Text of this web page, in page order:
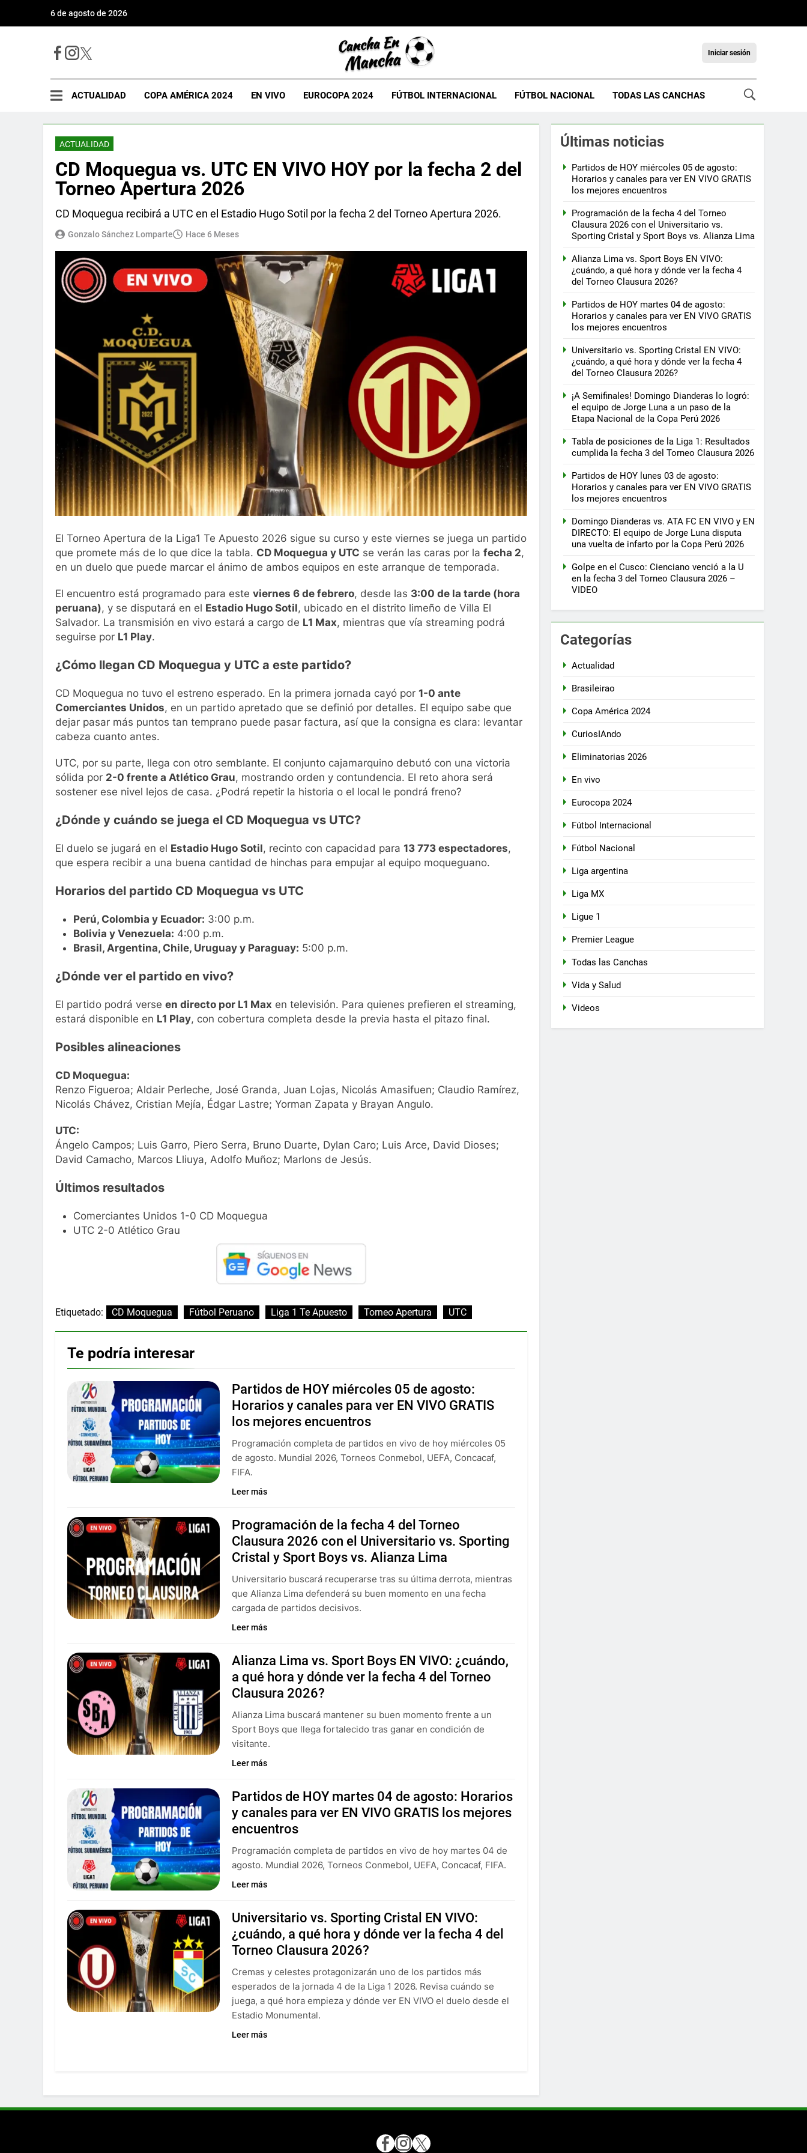
6 de agosto de 2026
Iniciar sesión
ACTUALIDAD COPA AMÉRICA 2024 EN VIVO EUROCOPA 2024 FÚTBOL INTERNACIONAL FÚTBOL NACIONAL TODAS LAS CANCHAS
ACTUALIDAD
CD Moquegua vs. UTC EN VIVO HOY por la fecha 2 del
Torneo Apertura 2026
CD Moquegua recibirá a UTC en el Estadio Hugo Sotil por la fecha 2 del Torneo Apertura 2026.
Gonzalo Sánchez Lomparte Hace 6 Meses
El Torneo Apertura de la Liga1 Te Apuesto 2026 sigue su curso y este viernes se juega un partido
que promete más de lo que dice la tabla. CD Moquegua y UTC se verán las caras por la fecha 2,
en un duelo que puede marcar el ánimo de ambos equipos en este arranque de temporada.
El encuentro está programado para este viernes 6 de febrero, desde las 3:00 de la tarde (hora
peruana), y se disputará en el Estadio Hugo Sotil, ubicado en el distrito limeño de Villa El
Salvador. La transmisión en vivo estará a cargo de L1 Max, mientras que vía streaming podrá
seguirse por L1 Play.
¿Cómo llegan CD Moquegua y UTC a este partido?
CD Moquegua no tuvo el estreno esperado. En la primera jornada cayó por 1-0 ante
Comerciantes Unidos, en un partido apretado que se definió por detalles. El equipo sabe que
dejar pasar más puntos tan temprano puede pasar factura, así que la consigna es clara: levantar
cabeza cuanto antes.
UTC, por su parte, llega con otro semblante. El conjunto cajamarquino debutó con una victoria
sólida por 2-0 frente a Atlético Grau, mostrando orden y contundencia. El reto ahora será
sostener ese nivel lejos de casa. ¿Podrá repetir la historia o el local le pondrá freno?
¿Dónde y cuándo se juega el CD Moquegua vs UTC?
El duelo se jugará en el Estadio Hugo Sotil, recinto con capacidad para 13 773 espectadores,
que espera recibir a una buena cantidad de hinchas para empujar al equipo moqueguano.
Horarios del partido CD Moquegua vs UTC
Perú, Colombia y Ecuador: 3:00 p.m.
Bolivia y Venezuela: 4:00 p.m.
Brasil, Argentina, Chile, Uruguay y Paraguay: 5:00 p.m.
¿Dónde ver el partido en vivo?
El partido podrá verse en directo por L1 Max en televisión. Para quienes prefieren el streaming,
estará disponible en L1 Play, con cobertura completa desde la previa hasta el pitazo final.
Posibles alineaciones
CD Moquegua:
Renzo Figueroa; Aldair Perleche, José Granda, Juan Lojas, Nicolás Amasifuen; Claudio Ramírez,
Nicolás Chávez, Cristian Mejía, Édgar Lastre; Yorman Zapata y Brayan Angulo.
UTC:
Ángelo Campos; Luis Garro, Piero Serra, Bruno Duarte, Dylan Caro; Luis Arce, David Dioses;
David Camacho, Marcos Lliuya, Adolfo Muñoz; Marlons de Jesús.
Últimos resultados
Comerciantes Unidos 1-0 CD Moquegua
UTC 2-0 Atlético Grau
Etiquetado: CD Moquegua Fútbol Peruano Liga 1 Te Apuesto Torneo Apertura UTC
Te podría interesar
Partidos de HOY miércoles 05 de agosto:
Horarios y canales para ver EN VIVO GRATIS
los mejores encuentros
Programación completa de partidos en vivo de hoy miércoles 05
de agosto. Mundial 2026, Torneos Conmebol, UEFA, Concacaf,
FIFA.
Leer más
Programación de la fecha 4 del Torneo
Clausura 2026 con el Universitario vs. Sporting
Cristal y Sport Boys vs. Alianza Lima
Universitario buscará recuperarse tras su última derrota, mientras
que Alianza Lima defenderá su buen momento en una fecha
cargada de partidos decisivos.
Leer más
Alianza Lima vs. Sport Boys EN VIVO: ¿cuándo,
a qué hora y dónde ver la fecha 4 del Torneo
Clausura 2026?
Alianza Lima buscará mantener su buen momento frente a un
Sport Boys que llega fortalecido tras ganar en condición de
visitante.
Leer más
Partidos de HOY martes 04 de agosto: Horarios
y canales para ver EN VIVO GRATIS los mejores
encuentros
Programación completa de partidos en vivo de hoy martes 04 de
agosto. Mundial 2026, Torneos Conmebol, UEFA, Concacaf, FIFA.
Leer más
Universitario vs. Sporting Cristal EN VIVO:
¿cuándo, a qué hora y dónde ver la fecha 4 del
Torneo Clausura 2026?
Cremas y celestes protagonizarán uno de los partidos más
esperados de la jornada 4 de la Liga 1 2026. Revisa cuándo se
juega, a qué hora empieza y dónde ver EN VIVO el duelo desde el
Estadio Monumental.
Leer más
Últimas noticias
Partidos de HOY miércoles 05 de agosto:
Horarios y canales para ver EN VIVO GRATIS
los mejores encuentros
Programación de la fecha 4 del Torneo
Clausura 2026 con el Universitario vs.
Sporting Cristal y Sport Boys vs. Alianza Lima
Alianza Lima vs. Sport Boys EN VIVO:
¿cuándo, a qué hora y dónde ver la fecha 4
del Torneo Clausura 2026?
Partidos de HOY martes 04 de agosto:
Horarios y canales para ver EN VIVO GRATIS
los mejores encuentros
Universitario vs. Sporting Cristal EN VIVO:
¿cuándo, a qué hora y dónde ver la fecha 4
del Torneo Clausura 2026?
¡A Semifinales! Domingo Dianderas lo logró:
el equipo de Jorge Luna a un paso de la
Etapa Nacional de la Copa Perú 2026
Tabla de posiciones de la Liga 1: Resultados
cumplida la fecha 3 del Torneo Clausura 2026
Partidos de HOY lunes 03 de agosto:
Horarios y canales para ver EN VIVO GRATIS
los mejores encuentros
Domingo Dianderas vs. ATA FC EN VIVO y EN
DIRECTO: El equipo de Jorge Luna disputa
una vuelta de infarto por la Copa Perú 2026
Golpe en el Cusco: Cienciano venció a la U
en la fecha 3 del Torneo Clausura 2026 –
VIDEO
Categorías
Actualidad
Brasileirao
Copa América 2024
CuriosIAndo
Eliminatorias 2026
En vivo
Eurocopa 2024
Fútbol Internacional
Fútbol Nacional
Liga argentina
Liga MX
Ligue 1
Premier League
Todas las Canchas
Vida y Salud
Videos